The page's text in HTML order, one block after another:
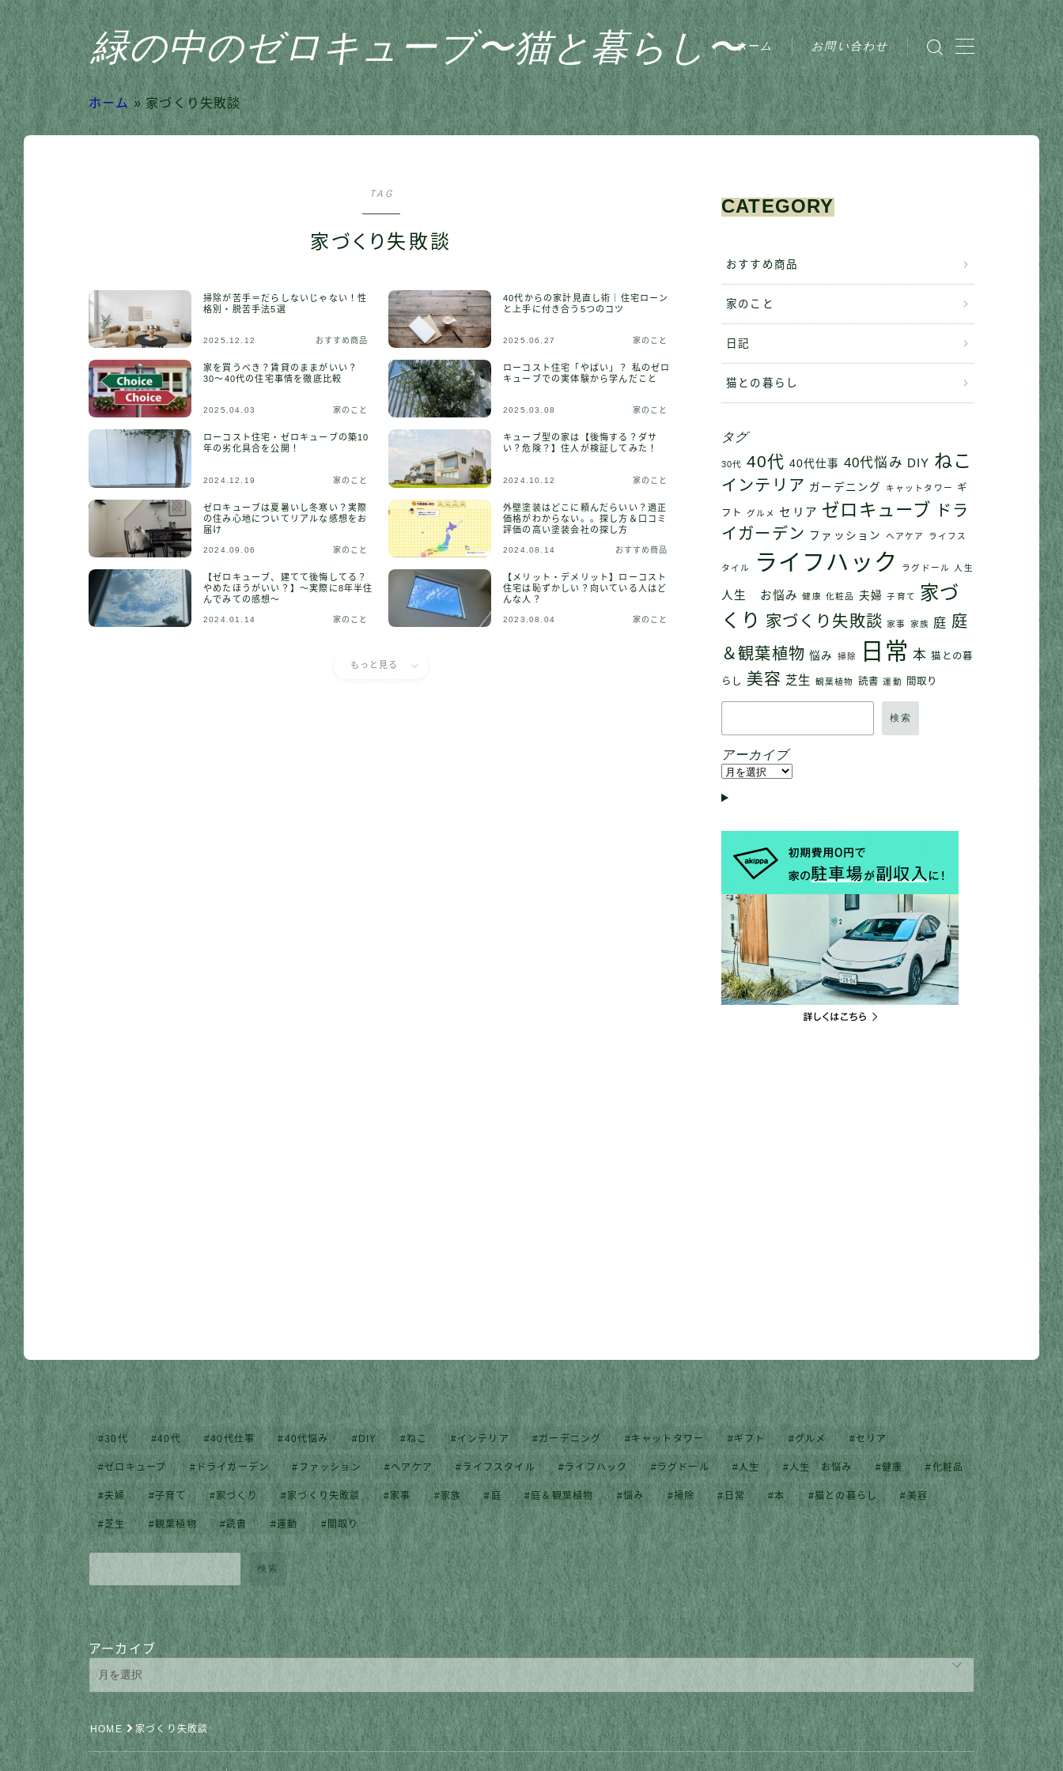
緑の中のゼロキューブ〜猫と暮らし〜ホーム お問い合わせ
家のこと
日記
猫との暮らし
ホーム » 家づくり失敗談
TAG
家づくり失敗談
掃除が苦手＝だらしないじゃない！性
格別・脱苦手法5選
2025.12.12 おすすめ商品
40代からの家計見直し術｜住宅ローン
と上手に付き合う5つのコツ
2025.06.27 家のこと
家を買うべき？賃貸のままがいい？
30〜40代の住宅事情を徹底比較
2025.04.03 家のこと
ローコスト住宅「やばい」？ 私のゼロ
キューブでの実体験から学んだこと
2025.03.08 家のこと
ローコスト住宅・ゼロキューブの築10
年の劣化具合を公開！
2024.12.19 家のこと
キューブ型の家は【後悔する？ダサ
い？危険？】住人が検証してみた！
2024.10.12 家のこと
ゼロキューブは夏暑いし冬寒い？実際
の住み心地についてリアルな感想をお
届け
2024.09.06 家のこと
外壁塗装はどこに頼んだらいい？適正
価格がわからない。。探し方＆口コミ
評価の高い塗装会社の探し方
2024.08.14 おすすめ商品
【ゼロキューブ、建てて後悔してる？
やめたほうがいい？】〜実際に8年半住
んでみての感想〜
2024.01.14 家のこと
【メリット・デメリット】ローコスト
住宅は恥ずかしい？向いている人はど
んな人？
2023.08.04 家のこと
もっと見る
CATEGORY
おすすめ商品
家のこと
日記
猫との暮らし
タグ
30代 40代 40代仕事 40代悩み DIY ねこ
インテリア ガーデニング キャットタワー ギ
フト グルメ セリア ゼロキューブ
ドラ
イガーデン ファッション ヘアケア ライフス
タイル ライフハック ラグドール 人生
人生 お悩み 健康 化粧品 夫婦 子育て
家づ
くり 家づくり失敗談 家事 家族 庭 庭
＆観葉植物 悩み 掃除 日常 本 猫との暮
らし 美容 芝生 観葉植物 読書 運動 間取り
検索
アーカイブ
ア
ー
イ
30代 40代 40代仕事 40代悩み DIY ねこ インテリア ガーデニング キャットタワー ギフト グルメ セリア
ゼロキューブ ドライガーデン ファッション ヘアケア ライフスタイル ライフハック ラグドール 人生 人生 お悩み 健康 化粧品
夫婦 子育て 家づくり 家づくり失敗談 家事 家族 庭 庭＆観葉植物 悩み 掃除 日常 本 猫との暮らし 美容
芝生 観葉植物 読書 運動 間取り
検索
アーカイブ
HOME 家づくり失敗談